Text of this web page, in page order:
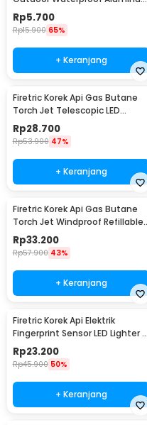
Gantungan Kunci - ES002
Rp5.700
Rp15.900 65%
+ Keranjang
Firetric Korek Api Gas Butane
Torch Jet Telescopic LED
Lighter - LE196
Rp28.700
Rp53.900 47%
+ Keranjang
Firetric Korek Api Gas Butane
Torch Jet Windproof Refillable
Lighter - HB851
Rp33.200
Rp57.900 43%
+ Keranjang
Firetric Korek Api Elektrik
Fingerprint Sensor LED Lighter -
MG-517
Rp23.200
Rp45.900 50%
+ Keranjang